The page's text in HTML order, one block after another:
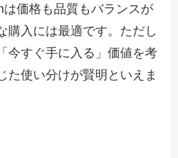
価格も品質もバランスが
購入には最適です。ただし
今すぐ手に入る」価値を考
た使い分けが賢明といえま